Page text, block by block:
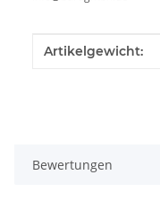
Produkteigenschaft
Wert
Artikelgewicht:
Bewertungen